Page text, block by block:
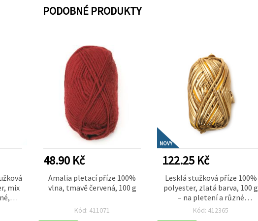
PODOBNÉ PRODUKTY
mix
g
48.90 Kč
Amalia pletací příze 100%
vlna, tmavě červená, 100 g
Kód: 411071
NOVÝ
122.25 Kč
Lesklá stužková příze 100%
polyester, zlatá barva, 100 g
– na pletení a různé
kreativní hobby tvoření
Kód: 412365